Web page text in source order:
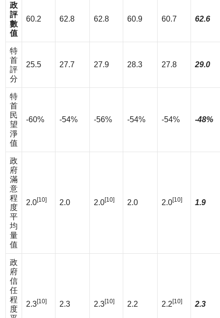
政
評
數
值
60.2 62.8 62.8 60.9 60.7 62.6
特
首
評
分
25.5 27.7 27.9 28.3 27.8 29.0
特
首
民
望
淨
值
-60% -54% -56% -54% -54% -48%
政
府
滿
意
程
度
平
均
量
值
2.0[10] 2.0 2.0[10] 2.0 2.0[10] 1.9
政
府
信
任
程
度
2.3[10] 2.3 2.3[10] 2.2 2.2 [10] 2.3